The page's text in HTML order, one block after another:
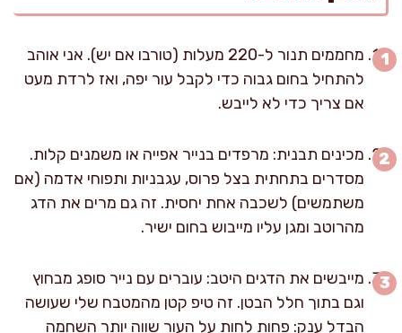
מחממים תנור ל-220 מעלות (טורבו אם יש). אני אוהב
להתחיל בחום גבוה כדי לקבל עור יפה, ואז לרדת מעט
אם צריך כדי לא לייבש.
מכינים תבנית: מרפדים בנייר אפייה או משמנים קלות.
מסדרים בתחתית בצל פרוס, עגבניות ותפוחי אדמה (אם
משתמשים) לשכבה אחת יחסית. זה גם מרים את הדג
מהרוטב ומגן עליו מייבוש בחום ישיר.
מייבשים את הדגים היטב: עוברים עם נייר סופג מבחוץ
וגם בתוך חלל הבטן. זה טיפ קטן מהמטבח שלי שעושה
הבדל ענק: פחות לחות על העור שווה יותר השחמה